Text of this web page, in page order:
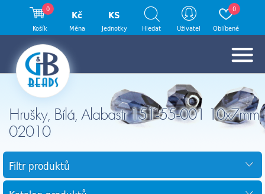
Hrušky, Bílá, Alabastr 151-55-001 10x7mm
02010
Filtr produktů
0
Košík
Kč
Měna
KS
Jednotky Hledat Uživatel
0
Oblíbené